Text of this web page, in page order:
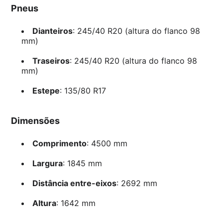
Pneus
Dianteiros: 245/40 R20 (altura do flanco 98
mm)
Traseiros: 245/40 R20 (altura do flanco 98
mm)
Estepe: 135/80 R17
Dimensões
Comprimento: 4500 mm
Largura: 1845 mm
Distância entre-eixos: 2692 mm
Altura: 1642 mm